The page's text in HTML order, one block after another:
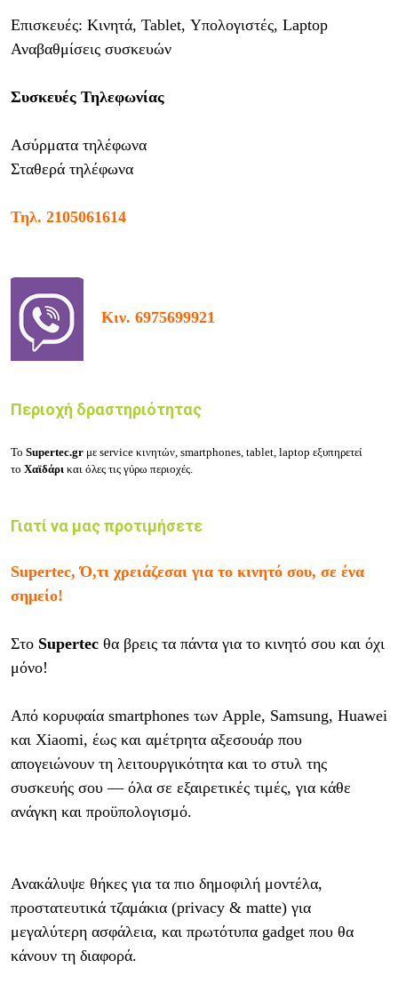
Επισκευές: Κινητά, Tablet, Υπολογιστές, Laptop
Αναβαθμίσεις συσκευών
Συσκευές Τηλεφωνίας
Ασύρματα τηλέφωνα
Σταθερά τηλέφωνα
Τηλ. 2105061614
Κιν. 6975699921
Περιοχή δραστηριότητας
Το Supertec.gr με service κινητών, smartphones, tablet, laptop εξυπηρετεί
το Χαϊδάρι και όλες τις γύρω περιοχές.
Γιατί να μας προτιμήσετε
Supertec, Ό,τι χρειάζεσαι για το κινητό σου, σε ένα
σημείο!
Στο Supertec θα βρεις τα πάντα για το κινητό σου και όχι
μόνο!
Από κορυφαία smartphones των Apple, Samsung, Huawei
και Xiaomi, έως και αμέτρητα αξεσουάρ που
απογειώνουν τη λειτουργικότητα και το στυλ της
συσκευής σου — όλα σε εξαιρετικές τιμές, για κάθε
ανάγκη και προϋπολογισμό.
Ανακάλυψε θήκες για τα πιο δημοφιλή μοντέλα,
προστατευτικά τζαμάκια (privacy & matte) για
μεγαλύτερη ασφάλεια, και πρωτότυπα gadget που θα
κάνουν τη διαφορά.